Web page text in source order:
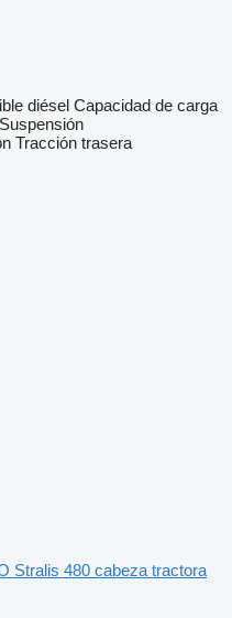
diésel Capacidad de carga
Suspensión
Tracción trasera
Stralis 480 cabeza tractora